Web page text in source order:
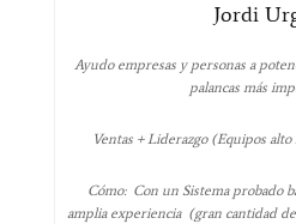
Jordi
Ayudo empresas y personas a
palancas más
Ventas + Liderazgo (Equipos
Cómo: Con un Sistema probado
amplia experiencia (gran cantidad